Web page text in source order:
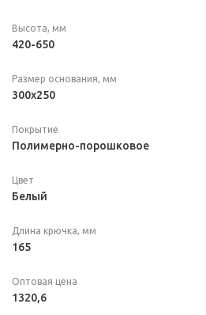
Высота, мм
420-650
Размер основания, мм
300х250
Покрытие
Полимерно-порошковое
Цвет
Белый
Длина крючка, мм
165
Оптовая цена
1320,6